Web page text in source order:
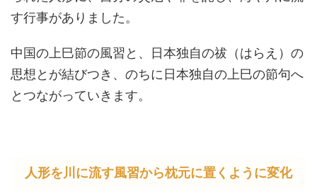
す行事がありました。
中国の上巳節の風習と、日本独自の祓（はらえ）の
思想とが結びつき、のちに日本独自の上巳の節句へ
とつながっていきます。
人形を川に流す風習から枕元に置くように変化